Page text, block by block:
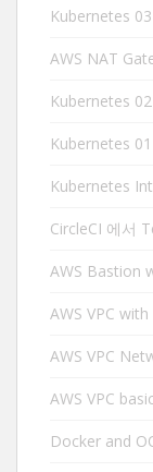
Kubernetes
AWS NAT
Kubernetes
Kubernetes
Kubernetes
CircleCI 에서
AWS Bastion
AWS VPC
AWS VPC
AWS VPC basic
Docker and